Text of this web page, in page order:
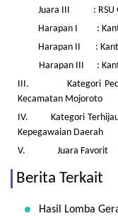
Juara III : RSU
Harapan I :
Harapan II :
Harapan III :
III. Kategori Peduli
Kecamatan Mojoroto
IV.
Kepegawaian Daerah
V. Juara
Berita Terkait
Hasil Lomba